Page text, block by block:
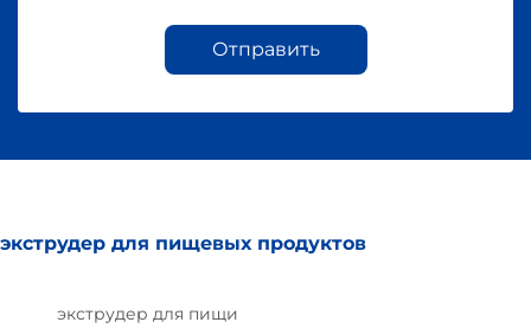
Отправить
экструдер для пищевых продуктов
экструдер для пищи